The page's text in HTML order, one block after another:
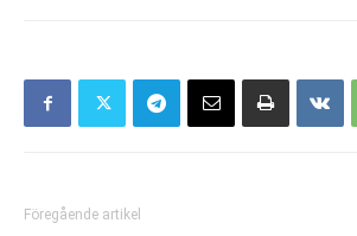
Föregående artikel